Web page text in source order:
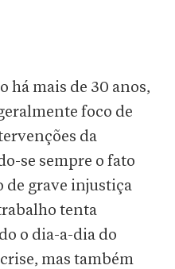
há mais de 30 anos,
foco de
da
se sempre o fato
de grave injustiça
tenta
o dia-a-dia do
mas também